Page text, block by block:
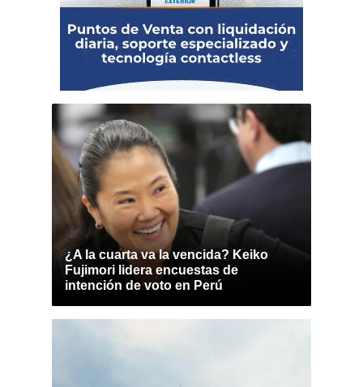
¿A la cuarta va la vencida? Keiko
Fujimori lidera encuestas de
intención de voto en Perú